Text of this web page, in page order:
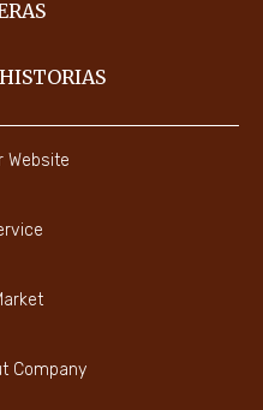
Website
Company